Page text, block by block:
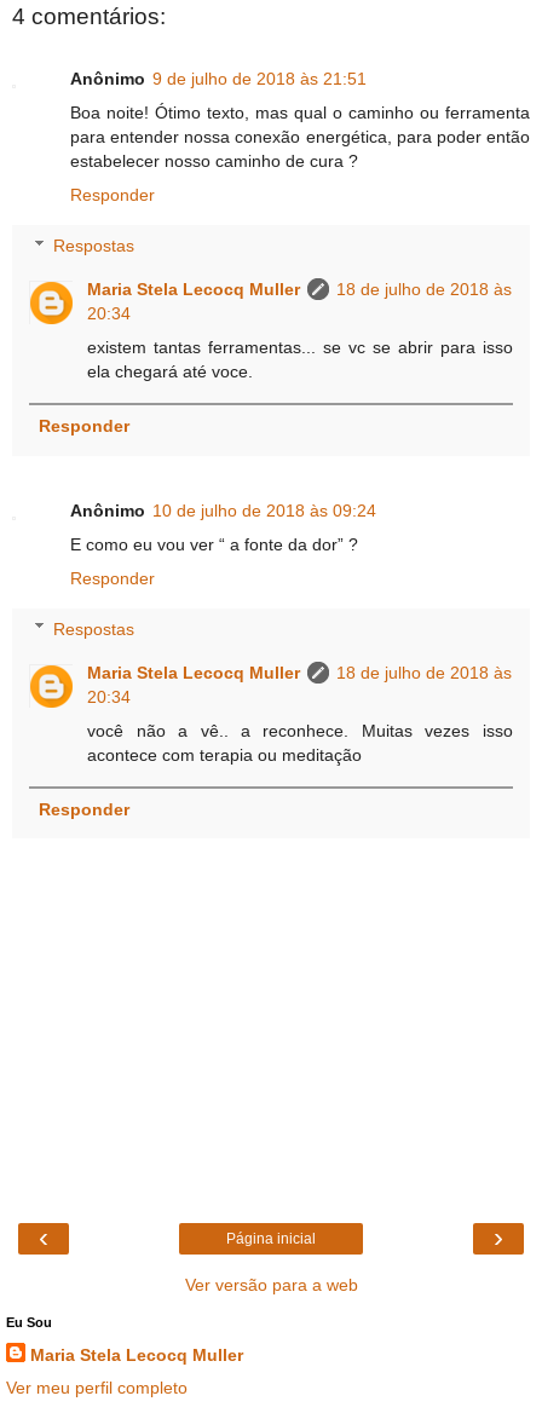
4 comentários:
Anônimo 9 de julho de 2018 às 21:51
Boa noite! Ótimo texto, mas qual o caminho ou ferramenta
para entender nossa conexão energética, para poder então
estabelecer nosso caminho de cura ?
Responder
Respostas
Maria Stela Lecocq Muller
18 de julho de 2018 às
20:34
existem tantas ferramentas... se vc se abrir para isso
ela chegará até voce.
Responder
Anônimo 10 de julho de 2018 às 09:24
E como eu vou ver “ a fonte da dor” ?
Responder
Respostas
Maria Stela Lecocq Muller
18 de julho de 2018 às
20:34
você não a vê.. a reconhece. Muitas vezes isso
acontece com terapia ou meditação
Responder
‹ ›
Página inicial
Ver versão para a web
Eu Sou
Maria Stela Lecocq Muller
Ver meu perfil completo